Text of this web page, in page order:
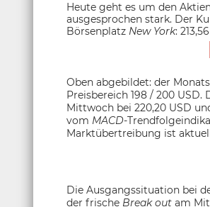
Heute geht es um den
ausgesprochen stark. Der
Börsenplatz New York:
Oben abgebildet: der
Preisbereich 198 / 200
Mittwoch bei 220,20 USD
vom MACD-
Marktübertreibung ist
Die Ausgangssituation bei
der frische Break out am